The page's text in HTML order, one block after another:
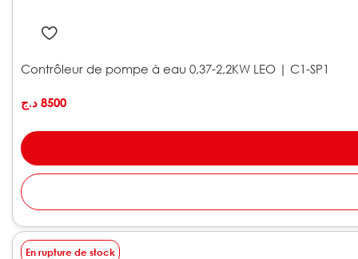
Contrôleur de pompe à eau 0,37-2,2KW LEO | C1-SP1
8500 د.ج
En rupture de stock